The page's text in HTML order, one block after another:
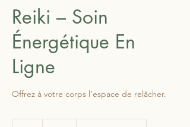
Reiki – Soin
Énergétique En
Ligne
Offrez à votre corps l’espace de relâcher.